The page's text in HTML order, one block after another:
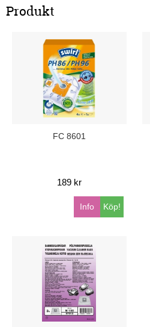
Produkt
FC 8601
189 kr
Köp!
Info